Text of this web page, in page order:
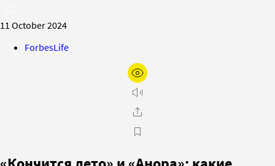
11 October 2024
ForbesLife